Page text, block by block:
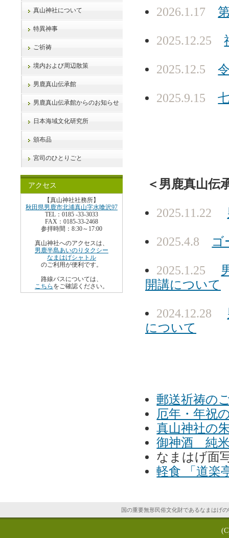
2026.1.17
2025.12.25
2025.12.5
2025.9.15
＜男鹿真山伝
2025.11.22
2025.4.8 ゴ
2025.1.25
開講について
2024.12.28
について
郵送祈祷の
厄年・年祝
真山神社の
御神酒 純
なまはげ面
軽食 「道楽
真山神社について
特異神事
ご祈祷
境内および周辺散策
男鹿真山伝承館
男鹿真山伝承館からのお知らせ
日本海域文化研究所
頒布品
宮司のひとりごと
アクセス
【真山神社社務所】
秋田県男鹿市北浦真山字水喰沢97
TEL：0185 -33-3033
FAX：0185-33-2468
参拝時間：8:30～17:00
真山神社へのアクセスは、
男鹿半島あいのりタクシー
なまはげシャトル
のご利用が便利です。
路線バスについては、
こちら をご確認ください。
国の重要無形民俗文化財であるなまはげ